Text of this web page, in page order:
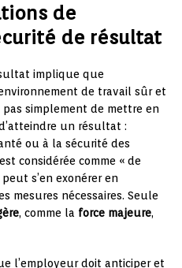
de
de résultat
implique que
de travail sûr et
pas simplement de mettre en
un résultat :
ou à la sécurité des
considérée comme « de
s’en exonérer en
mesures nécessaires. Seule
, comme la force majeure,
l’employeur doit anticiper et